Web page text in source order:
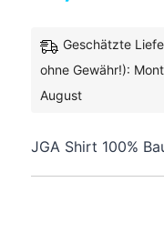
Geschätzte
ohne Gewähr!):
August
JGA Shirt 100%